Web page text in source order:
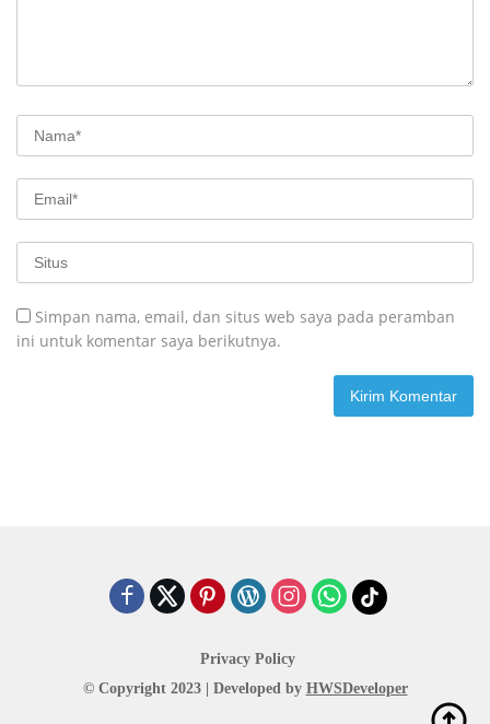
Simpan nama, email, dan situs web saya pada peramban
ini untuk komentar saya berikutnya.
Privacy Policy
© Copyright 2023 | Developed by HWSDeveloper